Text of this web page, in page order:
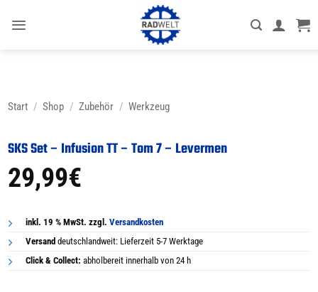
Inhalt
Start / Shop / Zubehör / Werkzeug
SKS Set – Infusion TT – Tom 7 – Levermen
29,99€
inkl. 19 % MwSt. zzgl.Versandkosten
Versand deutschlandweit: Lieferzeit 5-7 Werktage
Click & Collect: abholbereit innerhalb von 24 h